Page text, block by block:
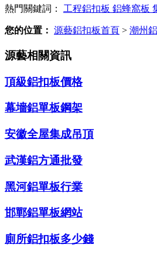
熱門關鍵詞： 工程鋁扣板 鋁蜂窩板
您的位置： 源藝鋁扣板首頁 > 潮州
源藝相關資訊
頂級鋁扣板價格
幕墻鋁單板鋼架
安徽全屋集成吊頂
武漢鋁方通批發
黑河鋁單板行業
邯鄲鋁單板網站
廁所鋁扣板多少錢